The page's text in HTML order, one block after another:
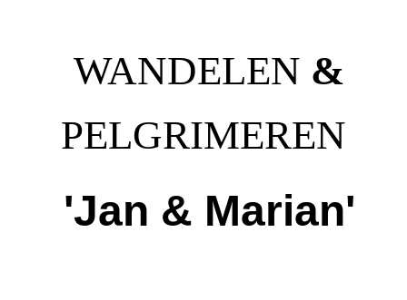
WANDELEN &
PELGRIMEREN
'Jan & Marian'